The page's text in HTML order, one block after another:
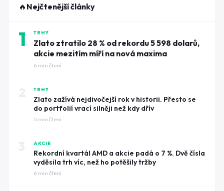
🔥 Nejčtenější články
1 TRHY
Zlato ztratilo 28 % od rekordu 5 598 dolarů,
akcie mezitím míří na nová maxima
6 min čtení
TRHY
Zlato zažívá nejdivočejší rok v historii. Přesto se
do portfolií vrací silněji než kdy dřív
5 min čtení
AKCIE
Rekordní kvartál AMD a akcie padá o 7 %. Dvě čísla
vyděsila trh víc, než ho potěšily tržby
6 min čtení